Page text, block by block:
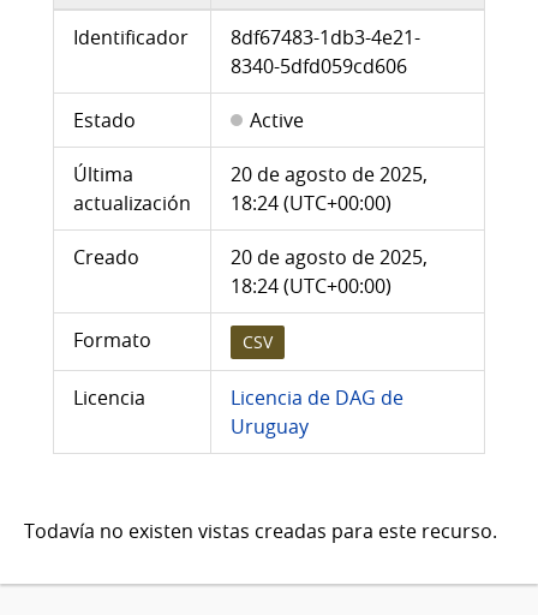
Identificador
8df67483-1db3-4e21-
8340-5dfd059cd606
Estado Active
Última
actualización
20 de agosto de 2025,
18:24 (UTC+00:00)
Creado
20 de agosto de 2025,
18:24 (UTC+00:00)
Formato CSV
Licencia
Licencia de DAG de
Uruguay
Todavía no existen vistas creadas para este recurso.